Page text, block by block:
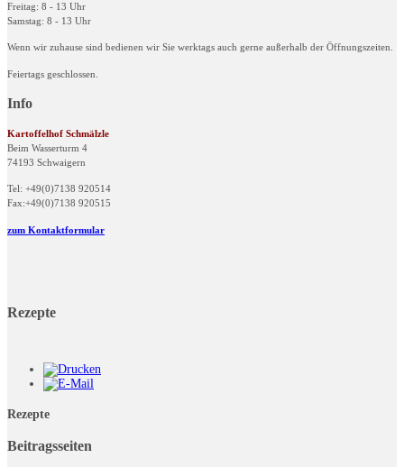
Freitag: 8 - 13 Uhr
Samstag: 8 - 13 Uhr
Wenn wir zuhause sind bedienen wir Sie werktags auch gerne außerhalb der Öffnungszeiten.
Feiertags geschlossen.
Info
Kartoffelhof Schmälzle
Beim Wasserturm 4
74193 Schwaigern
Tel: +49(0)7138 920514
Fax:+49(0)7138 920515
zum Kontaktformular
Rezepte
Rezepte
Beitragsseiten